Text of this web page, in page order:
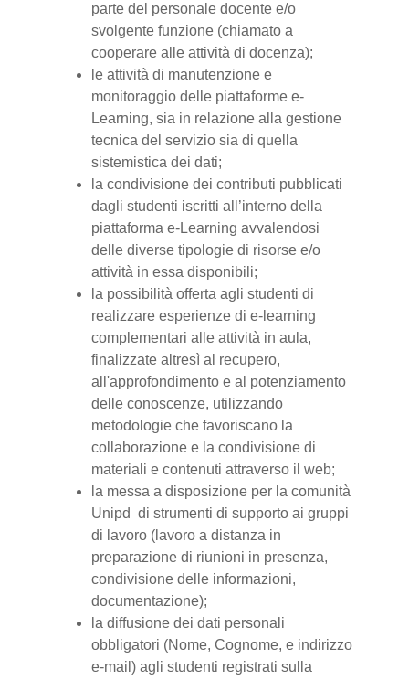
parte del personale docente e/o
svolgente funzione (chiamato a
cooperare alle attività di docenza);
le attività di manutenzione e
monitoraggio delle piattaforme e-
Learning, sia in relazione alla gestione
tecnica del servizio sia di quella
sistemistica dei dati;
la condivisione dei contributi pubblicati
dagli studenti iscritti all’interno della
piattaforma e-Learning avvalendosi
delle diverse tipologie di risorse e/o
attività in essa disponibili;
la possibilità offerta agli studenti di
realizzare esperienze di e-learning
complementari alle attività in aula,
finalizzate altresì al recupero,
all'approfondimento e al potenziamento
delle conoscenze, utilizzando
metodologie che favoriscano la
collaborazione e la condivisione di
materiali e contenuti attraverso il web;
la messa a disposizione per la comunità
Unipd di strumenti di supporto ai gruppi
di lavoro (lavoro a distanza in
preparazione di riunioni in presenza,
condivisione delle informazioni,
documentazione);
la diffusione dei dati personali
obbligatori (Nome, Cognome, e indirizzo
e-mail) agli studenti registrati sulla